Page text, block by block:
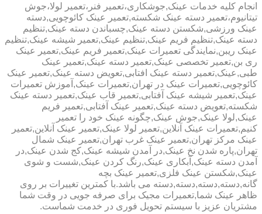
انجام کلیه خدمات عینک,جوشکاری،تعمیر فنر،تعمیر لولا،جوش
تیتانیوم،تعمیر دسته عینک شکسته,تعمیر عینک کائوچویی,دسته
عینک ورزشی,شکستن دسته عینک,چسباندن دسته عینک,تنظیم
دسته عینک,تنظیم فریم عینک,تنظیم عینک,تعمیر شیشه عینک,تنظیم
عینک ریبن,نمایندگی تعمیرات عینک,تعمیر فریم عینک,تعمیر عینک
ری بن,تعمیر تخصصی عینک,تعمیر دسته عینک,تعمیر عینک
طبی,عینک,تعمیر دسته عینک افتابی,تعویض دسته عینک,تعمیر عینک
کائوچویی,تعمیرات عینک در تهران,تعمیرات عینک,آموزش تعمیرات
عینک,تعمیر شیشه عینک آفتابی,تعمیر قاب عینک,تعمیر دسته عینک
شکسته,تعویض دسته عینک,تعمیر عینک آفتابی,تعمیر فریم
عینک,لولا عینک,جوش عینک,چگونه عینک خود را تعمیر
کنیم,تعمیرات عینک آنلاین,تعمیر لولا عینک,تعمیر عینک آنلاین,تعمیر
عینک مرکز تهران,تعمیر عینک غرب تهران,تعمیر عینک شمال
تهران,پاره شدن نخ عینک,در آمدن شیشه عینک,کج شدن عینک,در
آمدن دسته عینک,آبکاری عینک,رنگ کردن عینک,شست و شوی
عینک,شکستن عینک فلزی,تعمیر عینک بچه
گانه,دسته,دسته,دسته,دسته می باشد.با کمترین تغییرات بر روی
ظاهر عینک شما,تعمیرات مجیک برای صرفه جویی در وقت شما
مشتریان عزیز با سیستم تحویل فوری در خدمت شماست.